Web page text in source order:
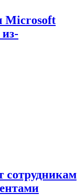
Microsoft
сотрудникам